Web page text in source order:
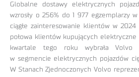
Globalne dostawy elektrycznych
wzrosły o 256% do 1 977 egzemplarzy
ciągłe zainteresowanie klientów w
połowa klientów kupujących elektryczne
kwartale tego roku wybrała Volvo
w segmencie elektrycznych pojazdów
W Stanach Zjednoczonych Volvo